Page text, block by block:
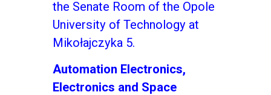
the Senate Room of the Opole
University of Technology at
Mikołajczyka 5.
Automation Electronics,
Electronics and Space